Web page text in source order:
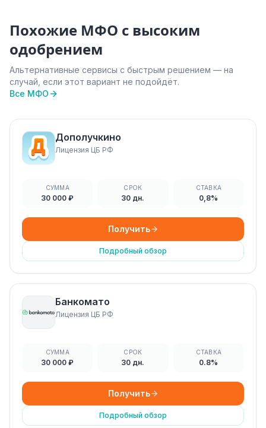
Похожие МФО с высоким
одобрением
Альтернативные сервисы с быстрым решением — на
случай, если этот вариант не подойдёт.
Все МФО
Дополучкино
Лицензия ЦБ РФ
СУММА
30 000 ₽
СРОК
30 дн.
СТАВКА
0,8%
Получить
Подробный обзор
Банкомато
Лицензия ЦБ РФ
СУММА
30 000 ₽
СРОК
30 дн.
СТАВКА
0.8%
Получить
Подробный обзор